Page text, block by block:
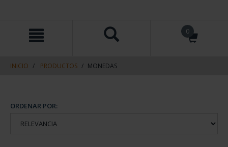
contenido
navegacin
0
INICIO PRODUCTOS MONEDAS
ORDENAR POR: